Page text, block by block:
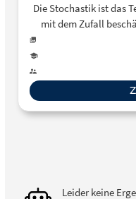
Die Stochastik ist das
mit dem Zufall
Stochastik sind die
Zufallsexperimenten,
Diese Artikel
Leider keine